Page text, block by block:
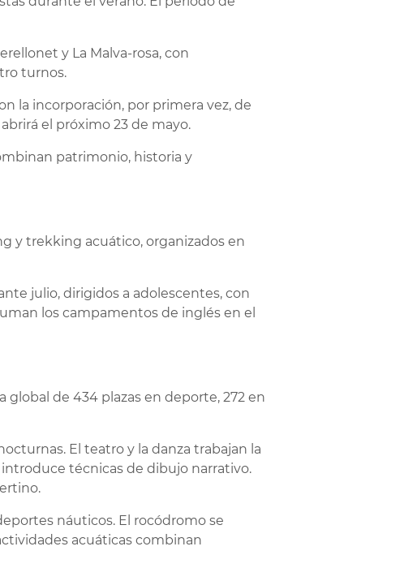
y La Malva-rosa, con
turnos.
la incorporación, por primera vez, de
el próximo 23 de mayo.
patrimonio, historia y
y trekking acuático, organizados en
julio, dirigidos a adolescentes, con
los campamentos de inglés en el
de 434 plazas en deporte, 272 en
El teatro y la danza trabajan la
técnicas de dibujo narrativo.
náuticos. El rocódromo se
acuáticas combinan